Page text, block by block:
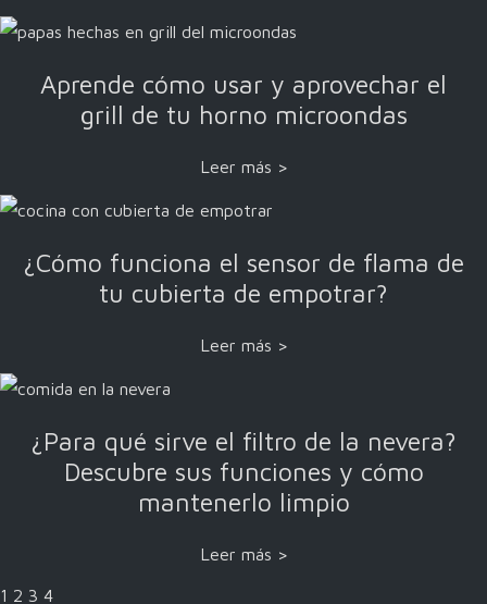
Aprende cómo usar y aprovechar el
grill de tu horno microondas
Leer más >
¿Cómo funciona el sensor de flama de
tu cubierta de empotrar?
Leer más >
¿Para qué sirve el filtro de la nevera?
Descubre sus funciones y cómo
mantenerlo limpio
Leer más >
1 2 3 4